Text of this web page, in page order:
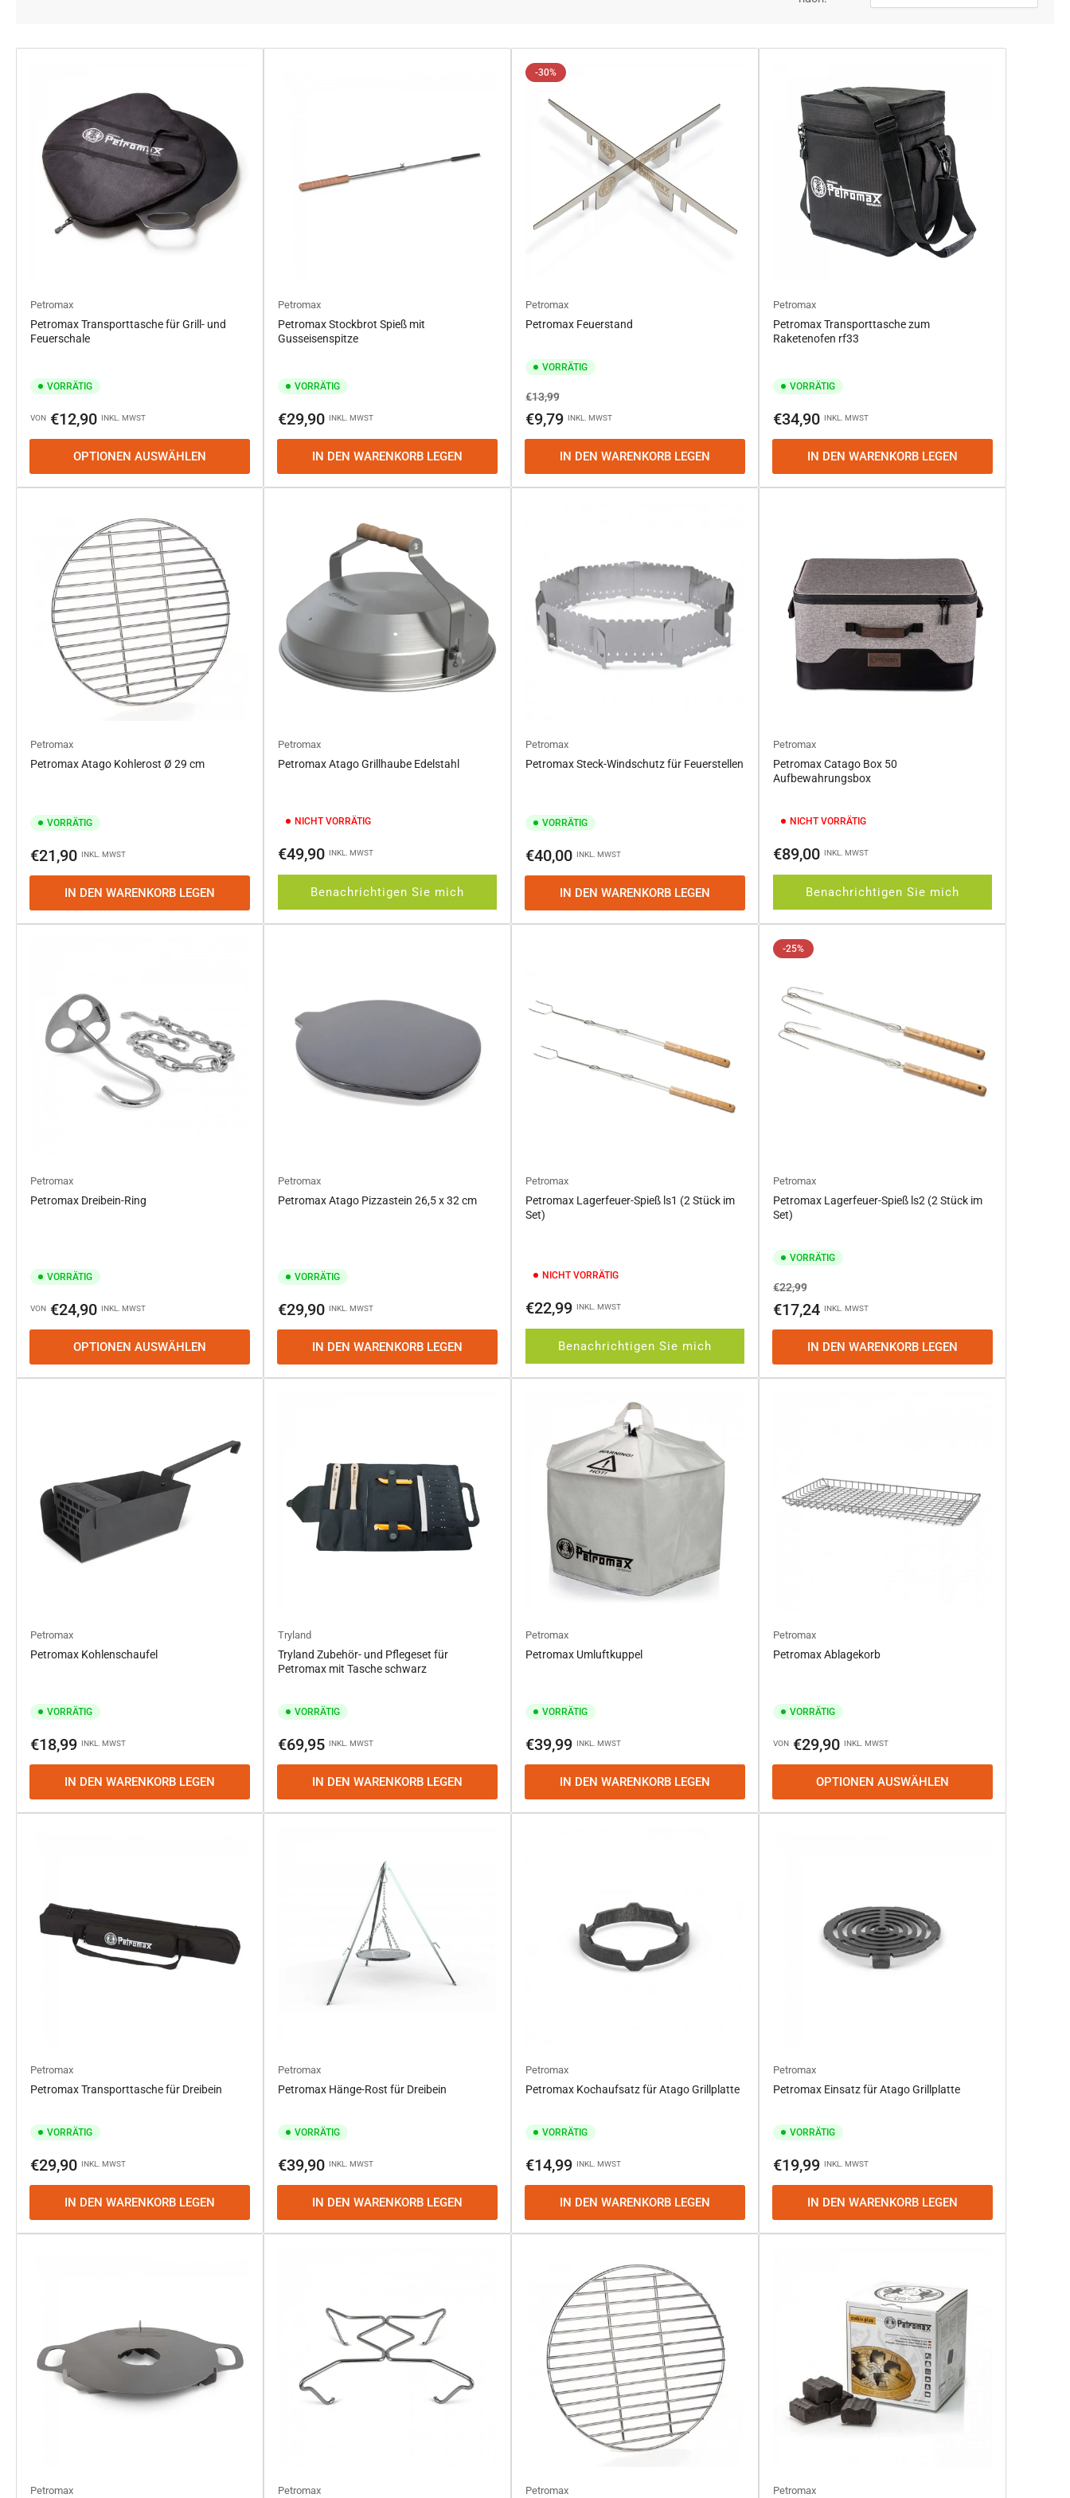
Petromax
Petromax Transporttasche für Grill- und
Feuerschale
VORRÄTIG
Normaler
VON €12,90 INKL. MWST
OPTIONEN AUSWÄHLEN
Petromax
Petromax Stockbrot Spieß mit
Gusseisenspitze
VORRÄTIG
Normaler
€29,90 INKL. MWST
IN DEN WARENKORB LEGEN
-30%
Petromax
Petromax Feuerstand
VORRÄTIG
Normaler
Preis
€13,99Ausverkaufspreis
€9,79 INKL. MWST
IN DEN WARENKORB LEGEN
Petromax
Petromax Transporttasche zum
Raketenofen rf33
VORRÄTIG
Normaler
€34,90 INKL. MWST
IN DEN WARENKORB LEGEN
Petromax
Petromax Atago Kohlerost Ø 29 cm
VORRÄTIG
Normaler
€21,90 INKL. MWST
IN DEN WARENKORB LEGEN
Petromax
Petromax Atago Grillhaube Edelstahl
NICHT VORRÄTIG
Normaler
€49,90 INKL. MWST
Benachrichtigen Sie mich
Petromax
Petromax Steck-Windschutz für Feuerstellen
VORRÄTIG
Normaler
€40,00 INKL. MWST
IN DEN WARENKORB LEGEN
Petromax
Petromax Catago Box 50
Aufbewahrungsbox
NICHT VORRÄTIG
Normaler
€89,00 INKL. MWST
Benachrichtigen Sie mich
Petromax
Petromax Dreibein-Ring
VORRÄTIG
Normaler
VON €24,90 INKL. MWST
OPTIONEN AUSWÄHLEN
Petromax
Petromax Atago Pizzastein 26,5 x 32 cm
VORRÄTIG
Normaler
€29,90 INKL. MWST
IN DEN WARENKORB LEGEN
Petromax
Petromax Lagerfeuer-Spieß ls1 (2 Stück im
Set)
NICHT VORRÄTIG
Normaler
€22,99 INKL. MWST
Benachrichtigen Sie mich
-25%
Petromax
Petromax Lagerfeuer-Spieß ls2 (2 Stück im
Set)
VORRÄTIG
Normaler
Preis
€22,99Ausverkaufspreis
€17,24 INKL. MWST
IN DEN WARENKORB LEGEN
Petromax
Petromax Kohlenschaufel
VORRÄTIG
Normaler
€18,99 INKL. MWST
IN DEN WARENKORB LEGEN
Tryland
Tryland Zubehör- und Pflegeset für
Petromax mit Tasche schwarz
VORRÄTIG
Normaler
€69,95 INKL. MWST
IN DEN WARENKORB LEGEN
Petromax
Petromax Umluftkuppel
VORRÄTIG
Normaler
€39,99 INKL. MWST
IN DEN WARENKORB LEGEN
Petromax
Petromax Ablagekorb
VORRÄTIG
Normaler
VON €29,90 INKL. MWST
OPTIONEN AUSWÄHLEN
Petromax
Petromax Transporttasche für Dreibein
VORRÄTIG
Normaler
€29,90 INKL. MWST
IN DEN WARENKORB LEGEN
Petromax
Petromax Hänge-Rost für Dreibein
VORRÄTIG
Normaler
€39,90 INKL. MWST
IN DEN WARENKORB LEGEN
Petromax
Petromax Kochaufsatz für Atago Grillplatte
VORRÄTIG
Normaler
€14,99 INKL. MWST
IN DEN WARENKORB LEGEN
Petromax
Petromax Einsatz für Atago Grillplatte
VORRÄTIG
Normaler
€19,99 INKL. MWST
IN DEN WARENKORB LEGEN
Petromax Petromax Petromax Petromax